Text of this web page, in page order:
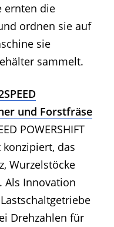
ernten die
ordnen sie auf
sie
sammelt.
und Forstfräse
POWERSHIFT
das
Wurzelstöcke
Als Innovation
Drehzahlen für